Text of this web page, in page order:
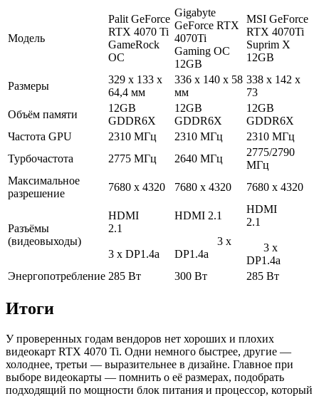
Модель
Palit GeForce
RTX 4070 Ti
GameRock
OC
Gigabyte
GeForce RTX
4070Ti
Gaming OC
12GB
MSI GeForce
RTX 4070Ti
Suprim X
12GB
Размеры
329 х 133 х
64,4 мм
336 х 140 х 58
мм
338 х 142 х
73
Объём памяти
12GB
GDDR6X
12GB
GDDR6X
12GB
GDDR6X
Частота GPU
2310 МГц 2310 МГц
2310 МГц
Турбочастота
2775 МГц 2640 МГц
2775/2790
МГц
Максимальное
разрешение
7680 х 4320 7680 х 4320 7680 х 4320
Разъёмы
(видеовыходы)
HDMI
2.1
3 х DP1.4a
HDMI 2.1
3 х
DP1.4a
HDMI
2.1
3 х
DP1.4a
Энергопотребление 285 Вт 300 Вт 285 Вт
Итоги
У проверенных годам вендоров нет хороших и плохих
видеокарт RTX 4070 Ti. Одни немного быстрее, другие —
холоднее, третьи — выразительнее в дизайне. Главное при
выборе видеокарты — помнить о её размерах, подобрать
подходящий по мощности блок питания и процессор, который